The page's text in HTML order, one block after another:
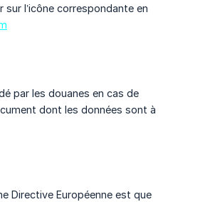
l’icône correspondante en
par les douanes en cas de
dont les données sont à
Directive Européenne est que